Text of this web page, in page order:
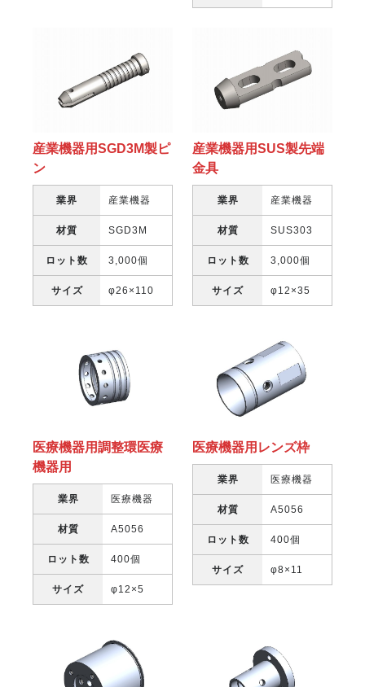
産業機器用SGD3M製ピ
ン
業界 産業機器
材質 SGD3M
ロット数 3,000個
サイズ φ26×110
産業機器用SUS製先端
金具
業界 産業機器
材質 SUS303
ロット数 3,000個
サイズ φ12×35
医療機器用調整環医療
機器用
業界 医療機器
材質 A5056
ロット数 400個
サイズ φ12×5
医療機器用レンズ枠
業界 医療機器
材質 A5056
ロット数 400個
サイズ φ8×11